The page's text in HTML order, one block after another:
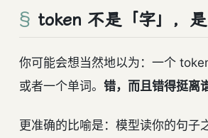
token 不是「字」，是
你可能会想当然地以为：一个
或者一个单词。 错，而且错得挺离
更准确的比喻是：模型读你的句子